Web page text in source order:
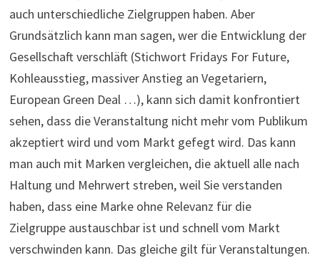
auch unterschiedliche Zielgruppen haben. Aber
Grundsätzlich kann man sagen, wer die Entwicklung der
Gesellschaft verschläft (Stichwort Fridays For Future,
Kohleausstieg, massiver Anstieg an Vegetariern,
European Green Deal …), kann sich damit konfrontiert
sehen, dass die Veranstaltung nicht mehr vom Publikum
akzeptiert wird und vom Markt gefegt wird. Das kann
man auch mit Marken vergleichen, die aktuell alle nach
Haltung und Mehrwert streben, weil Sie verstanden
haben, dass eine Marke ohne Relevanz für die
Zielgruppe austauschbar ist und schnell vom Markt
verschwinden kann. Das gleiche gilt für Veranstaltungen.